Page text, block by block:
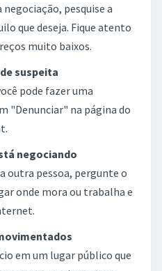
pesquise a
que deseja. Fique atento
muito baixos.
suspeita
pode fazer uma
"Denunciar" na página do
negociando
outra pessoa, pergunte o
onde mora ou trabalha e
em um lugar público que